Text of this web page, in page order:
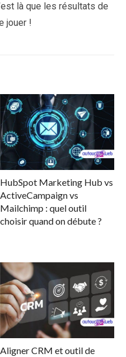
là que les résultats de
jouer !
HubSpot Marketing Hub vs
ActiveCampaign vs
Mailchimp : quel outil
choisir quand on débute ?
Aligner CRM et outil de